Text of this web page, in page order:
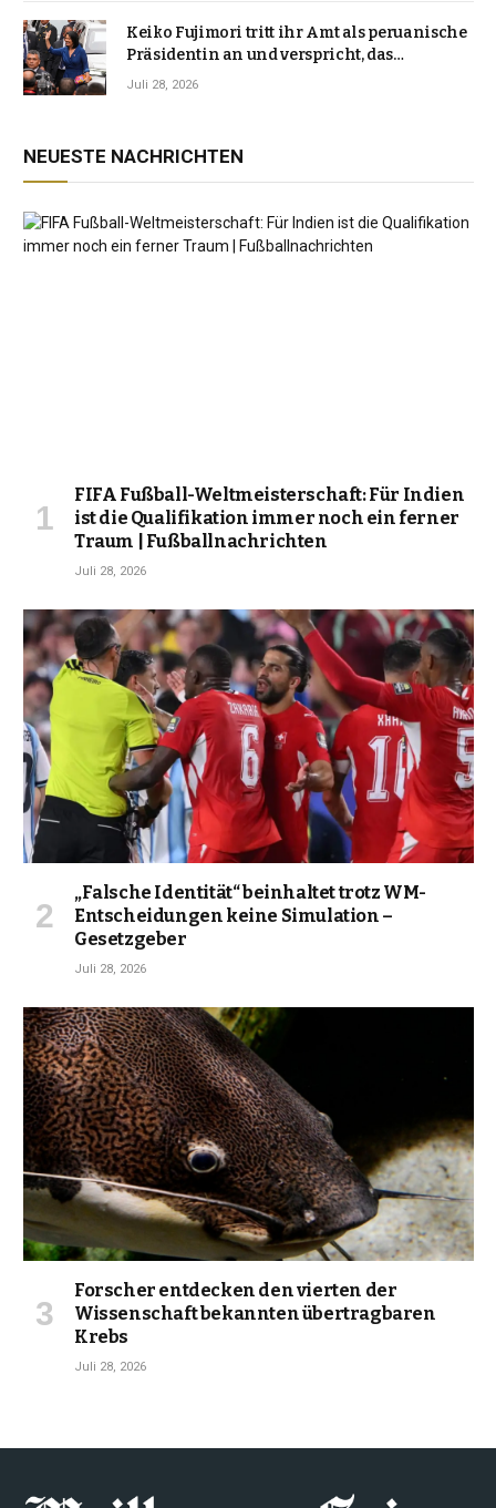
Keiko Fujimori tritt ihr Amt als peruanische
Präsidentin an und verspricht, das
Jahrzehnt der Instabilität zu beenden
Juli 28, 2026
NEUESTE NACHRICHTEN
FIFA Fußball-Weltmeisterschaft: Für Indien
ist die Qualifikation immer noch ein ferner
Traum | Fußballnachrichten
Juli 28, 2026
„Falsche Identität“ beinhaltet trotz WM-
Entscheidungen keine Simulation –
Gesetzgeber
Juli 28, 2026
Forscher entdecken den vierten der
Wissenschaft bekannten übertragbaren
Krebs
Juli 28, 2026